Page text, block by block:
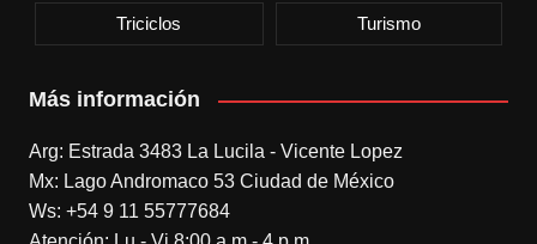
Triciclos Turismo
Más información
Arg: Estrada 3483 La Lucila - Vicente Lopez
Mx: Lago Andromaco 53 Ciudad de México
Ws: +54 9 11 55777684